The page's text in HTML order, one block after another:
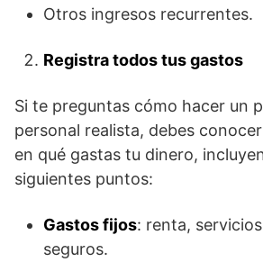
Otros ingresos recurrentes.
Registra todos tus gastos
Si te preguntas cómo hacer un
personal realista, debes
en qué gastas tu dinero,
siguientes puntos:
Gastos fijos: renta,
seguros.